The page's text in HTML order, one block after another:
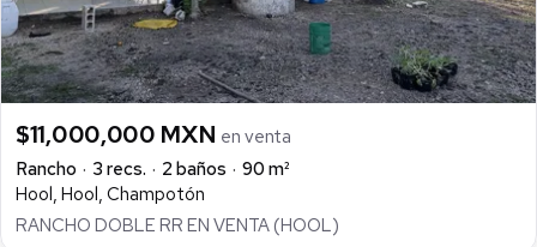
$11,000,000 MXN en venta
Rancho
3 recs. 2 baños
90 m²
Hool, Hool, Champotón
RANCHO DOBLE RR EN VENTA (HOOL)